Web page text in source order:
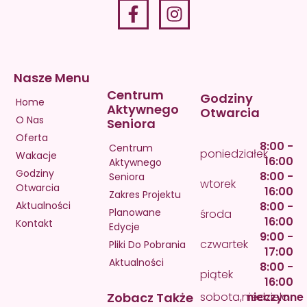
Nasze Menu
Home
O Nas
Oferta
Wakacje
Godziny
Otwarcia
Aktualności
Kontakt
Centrum
Aktywnego
Seniora
Centrum
Aktywnego
Seniora
Zakres Projektu
Planowane
Edycje
Pliki Do Pobrania
Aktualności
Zobacz Także
Godziny
Otwarcia
poniedziałek8:00 -
16:00
wtorek
8:00 -
16:00
środa
8:00 -
16:00
czwartek
9:00 -
17:00
piątek
8:00 -
16:00
sobota,niedziela
nieczynne